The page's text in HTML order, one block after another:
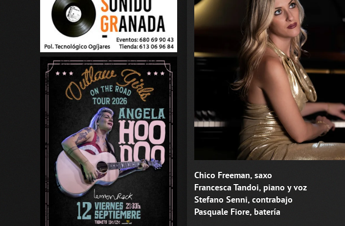
Chico Freeman, saxo
Francesca Tandoi, piano y voz
Stefano Senni, contrabajo
Pasquale Fiore, batería